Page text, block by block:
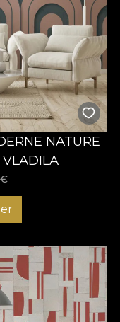
NATURE
VLADILA
€